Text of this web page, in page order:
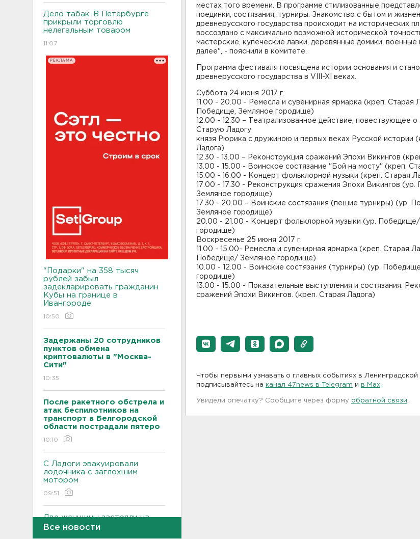
Дело табак. В Петербурге
прикрыли торговлю
нелегальным товаром
11:07
РЕКЛАМА
"Подарки" на 358 тысяч
рублей забыл
задекларировать гражданин
Кубы на границе в
Ивангороде
10:50
Задержаны 20 сотрудников
пунктов обмена
криптовалюты в "Москва-
Сити"
10:35
После ракетного обстрела и
атак беспилотников на
транспорт в Белгородской
области пострадали пятеро
10:10
С Ладоги эвакуировали
лодочника с заглохшим
мотором
09:51
Две женщины застряли на
Зеленецких Мхах под
Все новости
местах того времени. В программе стилизованные
поединки, состязания, турниры. Знакомство с бытом и
древнерусского государства происходит на исторических
воссоздано с максимально возможной исторической
мастерские, купеческие лавки, деревянные домики, военные
далее", - пояснили в комитете.
Программа фестиваля посвящена истории основания и
древнерусского государства в VIII-XI веках.
Суббота 24 июня 2017 г.
11.00 - 20.00 - Ремесла и сувенирная ярмарка (креп. Старая
Победище, Земляное городище)
12.00 - 12.30 – Театрализованное действие, повествующее о
Старую Ладогу
князя Рюрика с дружиною и первых веках Русской истории
Ладога)
12.30 - 13.00 – Реконструкция сражений Эпохи Викингов
13.00 - 15.00 - Воинское состязание "Бой на мосту" (креп.
15.00 - 16.00 - Концерт фольклорной музыки (креп. Старая
17.00 - 17.30 - Реконструкция сражения Эпохи Викингов
Земляное городище)
17.30 - 20.00 – Воинские состязания (пешие турниры) (ур.
Земляное городище)
20.00 - 21.00 - Концерт фольклорной музыки (ур.
городище)
Воскресенье 25 июня 2017 г.
11.00 - 15.00- Ремесла и сувенирная ярмарка (креп. Старая
Победище/ Земляное городище)
10.00 - 12.00 - Воинские состязания (турниры) (ур.
городище)
13.00 - 15.00 - Показательные выступления и состязания.
сражений Эпохи Викингов. (креп. Старая Ладога)
Чтобы первыми узнавать о главных событиях в Ленинградской
подписывайтесь на канал 47news в Telegram и в Maх
Увидели опечатку? Сообщите через форму обратной связи